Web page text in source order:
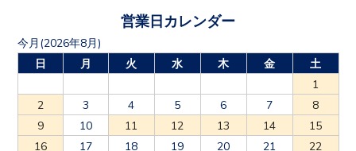
営業日カレンダー
今月(2026年8月)
日
月 火 水 木 金
土
1
2
3 4 5 6 7
8
9
10 11 12 13 14
15
16
17 18 19 20 21
22